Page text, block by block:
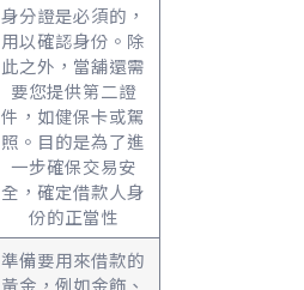
身分證是必須的，
用以確認身份。除
此之外，當舖還需
要您提供第二證
件，如健保卡或駕
照。目的是為了進
一步確保交易安
全，確定借款人身
份的正當性
準備要用來借款的
黃金，例如金飾、